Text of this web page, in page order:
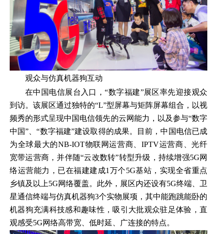
观众与仿真机器狗互动
在中国电信展台入口，“数字福建”展区率先迎接观众
到访。该展区通过独特的“L”型屏幕与矩阵屏幕组合，以视
频秀的形式呈现中国电信领先的云网能力，以及参与“数字
中国”、“数字福建”建设取得的成果。目前，中国电信已成
为全球最大的NB-IOT物联网运营商、IPTV运营商、光纤
宽带运营商，并伴随“云改数转”转型升级，持续增强5G网
络运营能力，已在福建建成1万个5G基站，实现全省重点
乡镇及以上5G网络覆盖。此外，展区内还设有5G终端、卫
星通信终端与仿真机器狗3个实物展项，其中能跑跳能卧的
机器狗充满科技感和趣味性，吸引大批观众驻足体验，直
观感受5G网络高带宽、低时延、广连接的特点。